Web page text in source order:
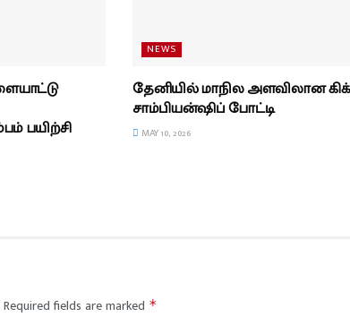
பயிற்சி
NEWS
தேனியில் மாநில அளவிலான கிக்
சாம்பியன்ஷிப் போட்டி
MAY 10, 2026
Required fields are marked *